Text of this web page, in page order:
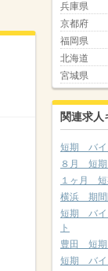
兵庫県
京都府
福岡県
北海道
宮城県
関連求人
短期 バ
８月 短
１ヶ月
横浜 期
短期 バ
ト
豊田 短
短期 バ